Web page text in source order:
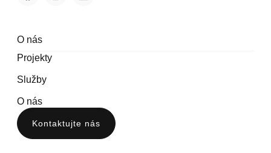
O nás
Projekty
Služby
O nás
Kontaktujte nás